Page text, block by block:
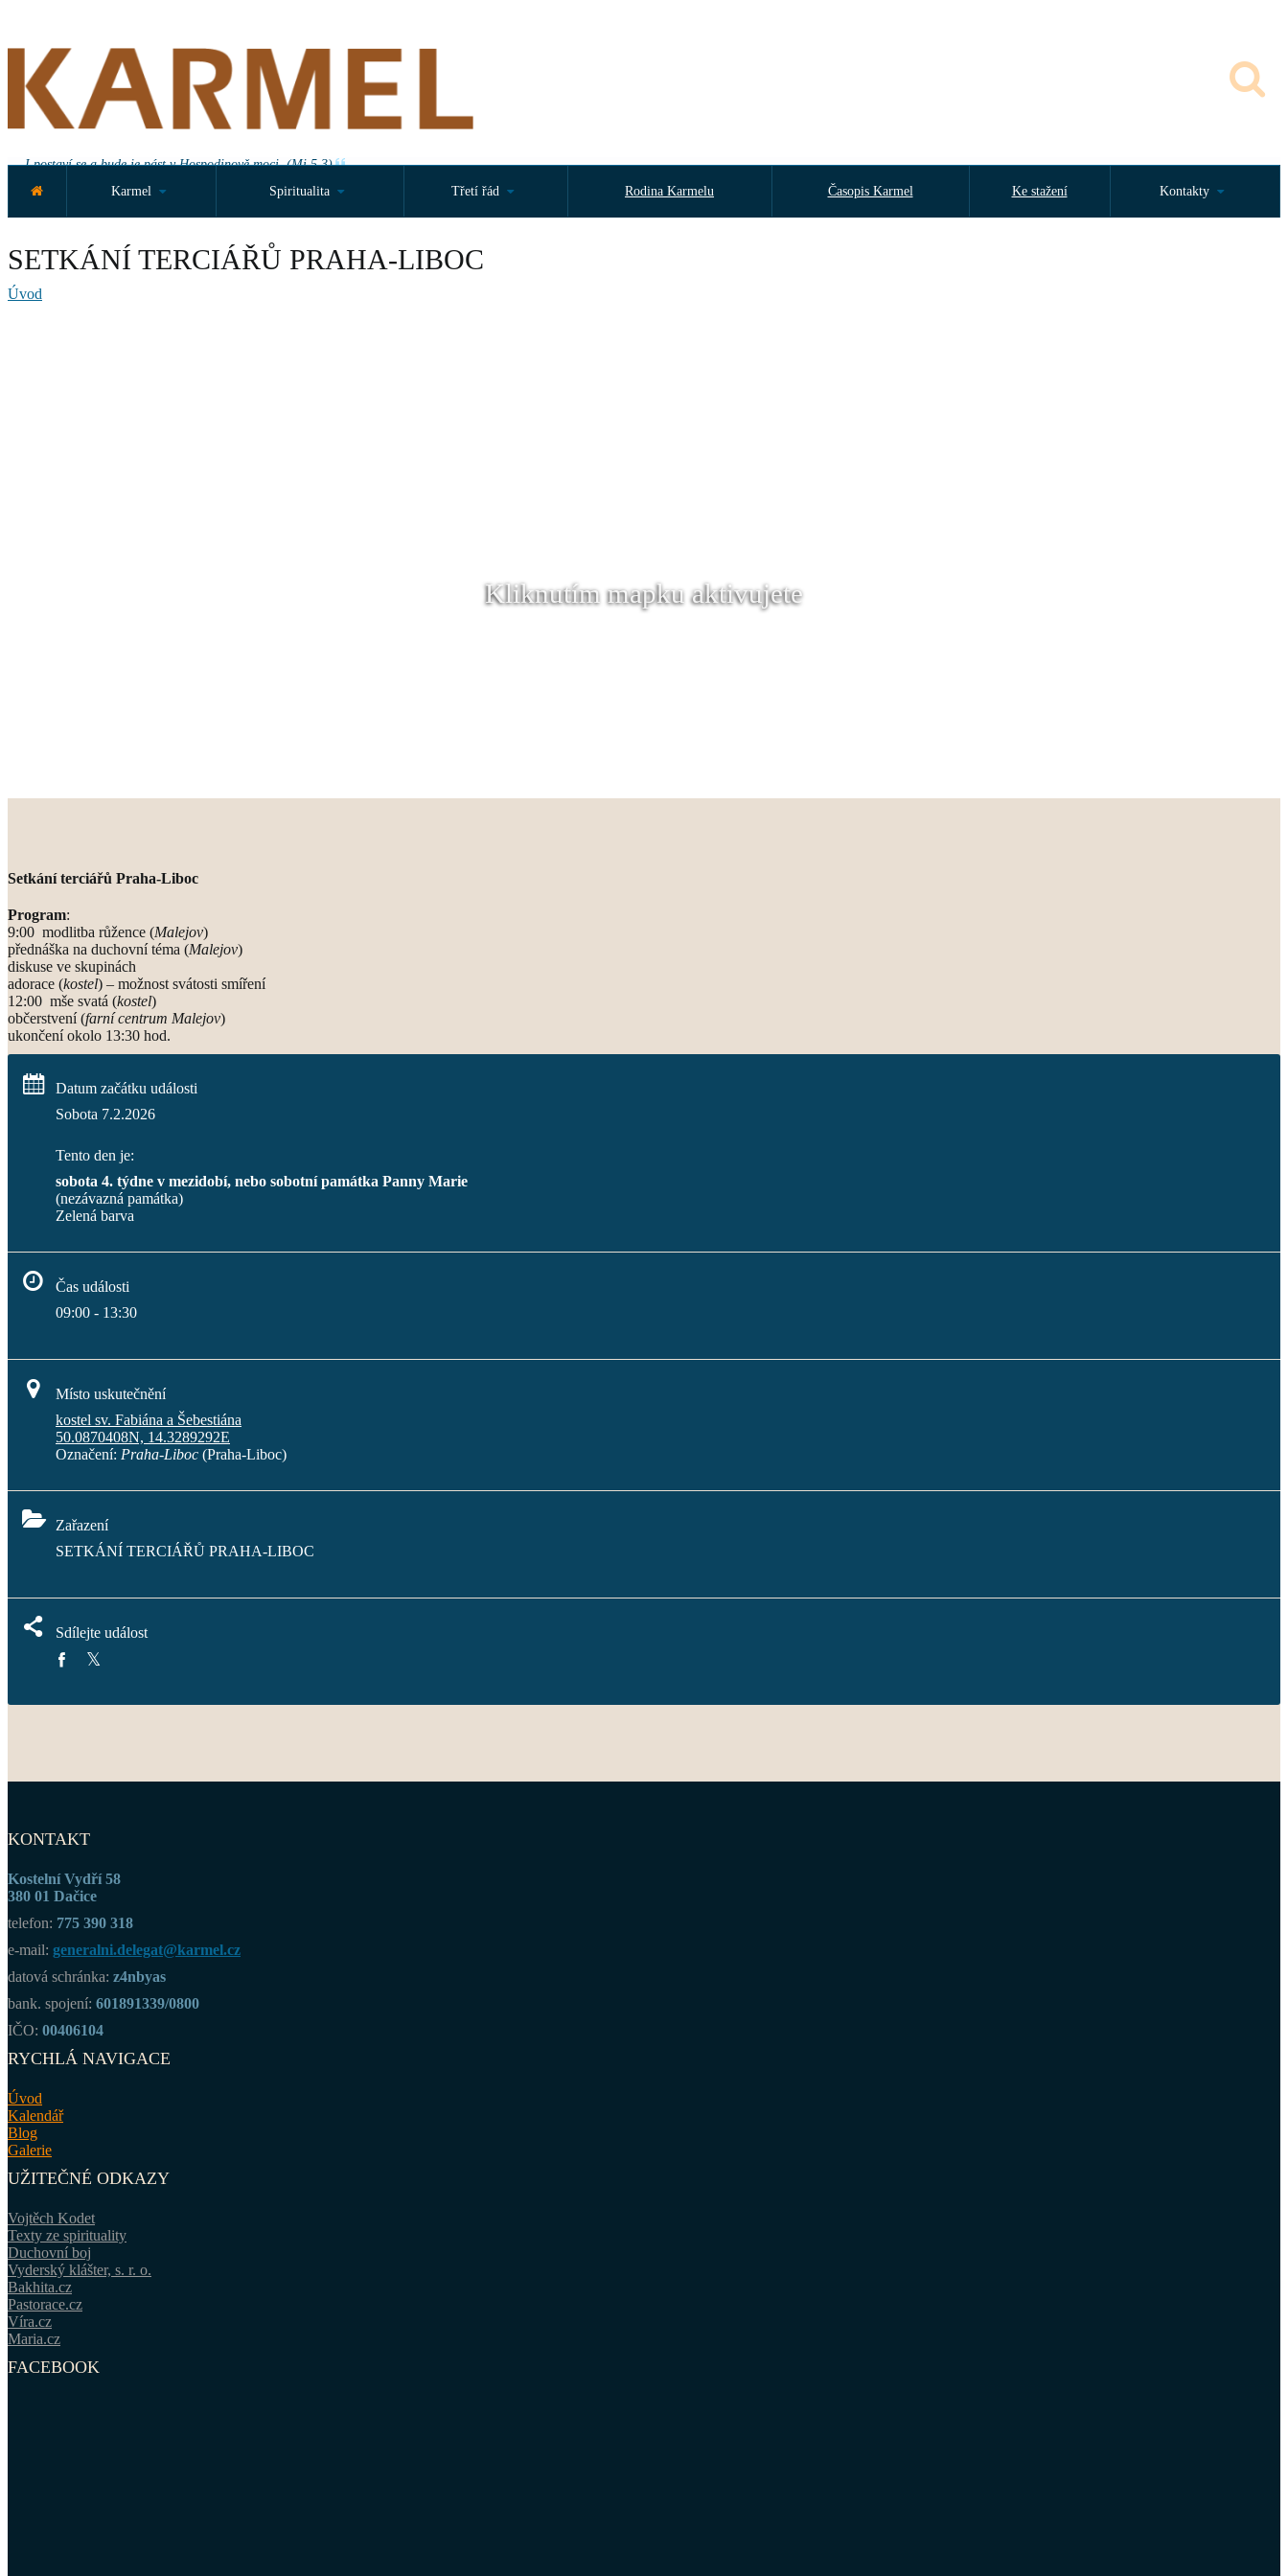
I postaví se a bude je pást v Hospodinově moci. (Mi 5,3)
Karmel
Spiritualita Třetí řád Rodina Karmelu Časopis Karmel Ke stažení Kontakty
SETKÁNÍ TERCIÁŘŮ PRAHA-LIBOC
Úvod
Kliknutím mapku aktivujete
Setkání terciářů Praha-Liboc
Program:
9:00 modlitba růžence (Malejov)
přednáška na duchovní téma (Malejov)
diskuse ve skupinách
adorace (kostel) – možnost svátosti smíření
12:00 mše svatá (kostel)
občerstvení (farní centrum Malejov)
ukončení okolo 13:30 hod.
Datum začátku události
Sobota 7.2.2026
Tento den je:
sobota 4. týdne v mezidobí, nebo sobotní památka Panny Marie
(nezávazná památka)
Zelená barva
Čas události
09:00 - 13:30
Místo uskutečnění
kostel sv. Fabiána a Šebestiána
50.0870408N, 14.3289292E
Označení: Praha-Liboc (Praha-Liboc)
Zařazení
SETKÁNÍ TERCIÁŘŮ PRAHA-LIBOC
Sdílejte událost
KONTAKT
Kostelní Vydří 58
380 01 Dačice
telefon: 775 390 318
e-mail: generalni.delegat@karmel.cz
datová schránka: z4nbyas
bank. spojení: 601891339/0800
IČO: 00406104
RYCHLÁ NAVIGACE
Úvod
Kalendář
Blog
Galerie
UŽITEČNÉ ODKAZY
Vojtěch Kodet
Texty ze spirituality
Duchovní boj
Vyderský klášter, s. r. o.
Bakhita.cz
Pastorace.cz
Víra.cz
Maria.cz
FACEBOOK